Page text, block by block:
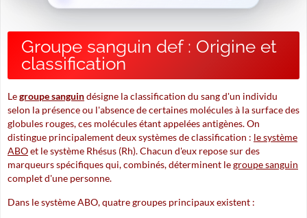
Groupe sanguin def : Origine et
classification
Legroupe sanguindésigne la classification du sang d'un individu
selon la présence ou l'absence de certaines molécules à la surface des
globules rouges, ces molécules étant appelées antigènes. On
distingue principalement deux systèmes de classification : le système
ABOet le système Rhésus (Rh). Chacun d'eux repose sur des
marqueurs spécifiques qui, combinés, déterminent legroupe sanguin
complet d'une personne.
Dans le système ABO, quatre groupes principaux existent :